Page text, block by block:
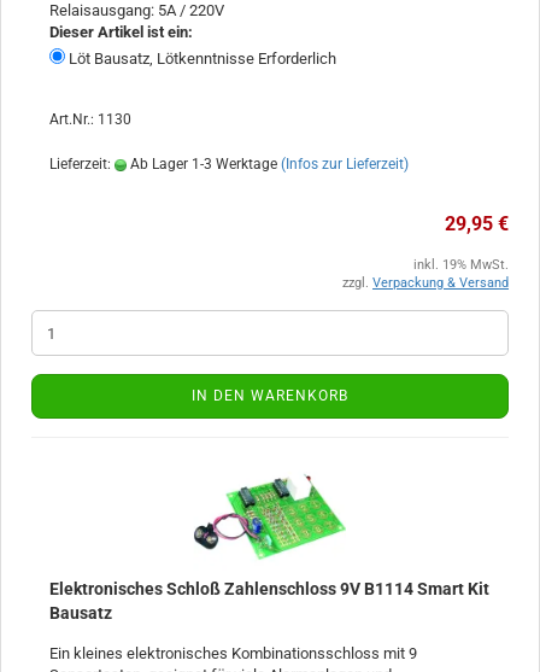
Relaisausgang: 5A / 220V
Dieser Artikel ist ein:
Löt Bausatz, Lötkenntnisse Erforderlich
Art.Nr.: 1130
Lieferzeit: Ab Lager 1-3 Werktage (Infos zur Lieferzeit)
29,95 €
inkl. 19% MwSt.
zzgl. Verpackung & Versand
IN DEN WARENKORB
Elektronisches Schloß Zahlenschloss 9V B1114 Smart Kit
Bausatz
Ein kleines elektronisches Kombinationsschloss mit 9